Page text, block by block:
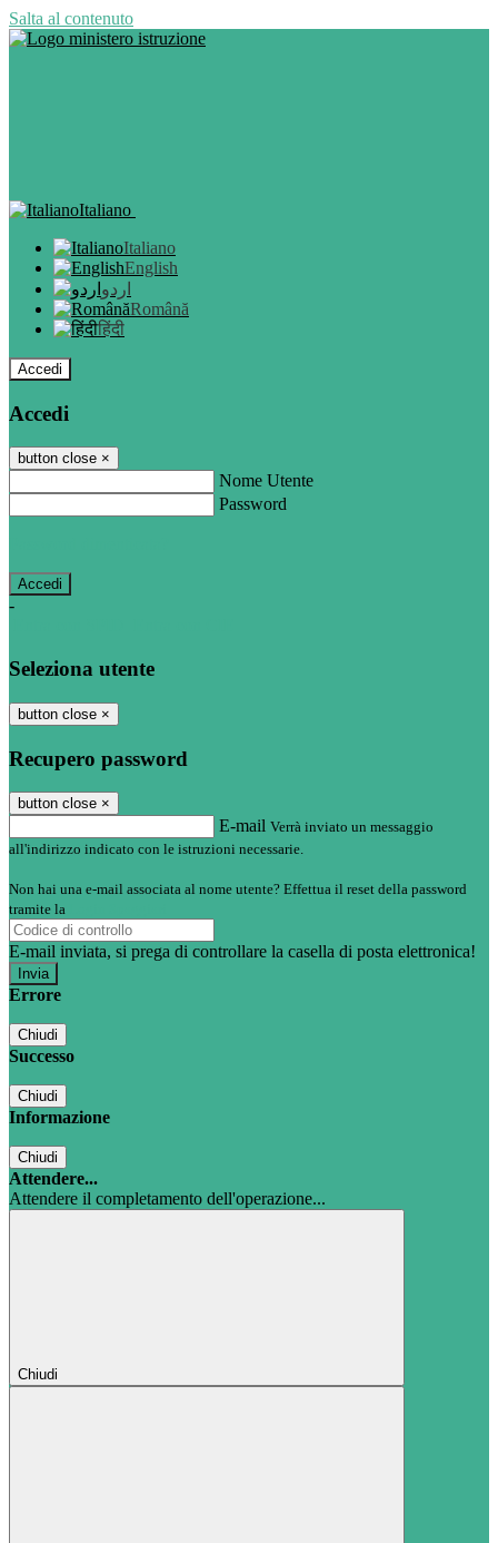
Salta al contenuto
Italiano
Italiano
English
اردو
Română
हिंदी
Accedi
Accedi
button close ×
Nome Utente
Password
-
Seleziona utente
button close ×
Recupero password
button close ×
E-mail Verrà inviato un messaggio
all'indirizzo indicato con le istruzioni necessarie.
Non hai una e-mail associata al nome utente? Effettua il reset della password
tramite la
E-mail inviata, si prega di controllare la casella di posta elettronica!
Errore
Chiudi
Successo
Chiudi
Informazione
Chiudi
Attendere...
Attendere il completamento dell'operazione...
Chiudi